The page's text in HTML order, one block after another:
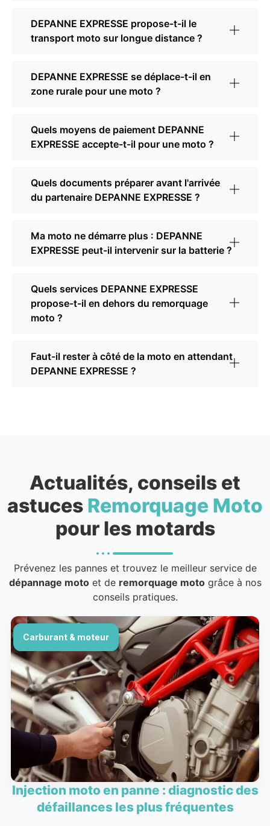
DEPANNE EXPRESSE propose-t-il le
transport moto sur longue distance ?
DEPANNE EXPRESSE se déplace-t-il en
zone rurale pour une moto ?
Quels moyens de paiement DEPANNE
EXPRESSE accepte-t-il pour une moto ?
Quels documents préparer avant l'arrivée
du partenaire DEPANNE EXPRESSE ?
Ma moto ne démarre plus : DEPANNE
EXPRESSE peut-il intervenir sur la batterie ?
Quels services DEPANNE EXPRESSE
propose-t-il en dehors du remorquage
moto ?
Faut-il rester à côté de la moto en attendant
DEPANNE EXPRESSE ?
Actualités, conseils et
astuces Remorquage Moto
pour les motards
Prévenez les pannes et trouvez le meilleur service de
dépannage motoet de remorquage motogrâce à nos
conseils pratiques.
Carburant & moteur
Injection moto en panne : diagnostic des
défaillances les plus fréquentes